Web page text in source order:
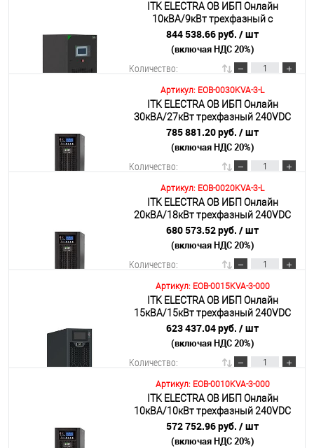
В корзину
Подробнее
ITK ELECTRA OB ИБП Онлайн
10кВА/9кВт трехфазный с
выходным трансформатором 360-
384VDC без АКБ с сенсорным
экраном
844 538.66 руб. / шт
(включая НДС 20%)
Количество:
В корзину
Подробнее
Артикул: EOB-0030KVA-3-L
ITK ELECTRA OB ИБП Онлайн
30кВА/27кВт трехфазный 240VDC
без АКБ с регулируемым зарядным
устройством
785 881.20 руб. / шт
(включая НДС 20%)
Количество:
В корзину
Подробнее
Артикул: EOB-0020KVA-3-L
ITK ELECTRA OB ИБП Онлайн
20кВА/18кВт трехфазный 240VDC
без АКБ с регулируемым зарядным
устройством
680 573.52 руб. / шт
(включая НДС 20%)
Количество:
В корзину
Подробнее
Артикул: EOB-0015KVA-3-000
ITK ELECTRA OB ИБП Онлайн
15кВА/15кВт трехфазный 240VDC
без АКБ с возможностью установки
40х7AH/9AH
623 437.04 руб. / шт
(включая НДС 20%)
Количество:
В корзину
Подробнее
Артикул: EOB-0010KVA-3-000
ITK ELECTRA OB ИБП Онлайн
10кВА/10кВт трехфазный 240VDC
без АКБ с возможностью установки
40х7AH/9AH
572 752.96 руб. / шт
(включая НДС 20%)